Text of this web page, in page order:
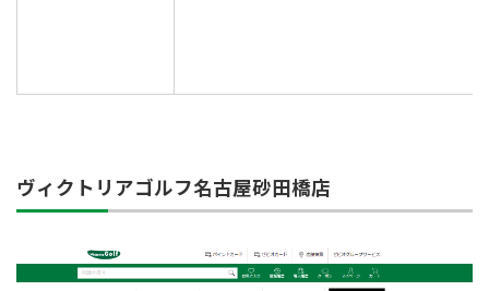
ヴィクトリアゴルフ名古屋砂田橋店